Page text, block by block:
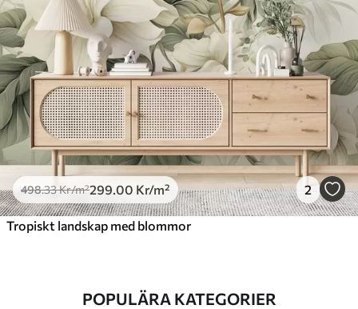
498.33Kr/m²299 .00 Kr/m² 2
Tropiskt landskap med blommor
POPULÄRA KATEGORIER